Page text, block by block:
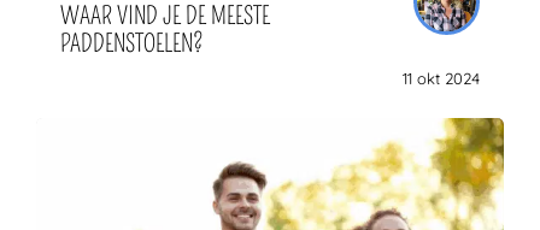
WAAR VIND JE DE MEESTE
PADDENSTOELEN?
11 okt 2024